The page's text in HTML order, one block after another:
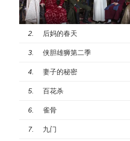
2.
后妈的春天
3. 侠胆雄狮第二季
4. 妻子的秘密
5. 百花杀
6. 雀骨
7. 九门